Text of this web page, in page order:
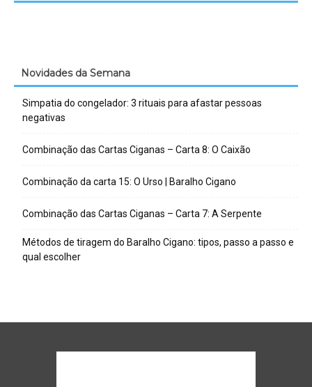
Novidades da Semana
Simpatia do congelador: 3 rituais para afastar pessoas
negativas
Combinação das Cartas Ciganas – Carta 8: O Caixão
Combinação da carta 15: O Urso | Baralho Cigano
Combinação das Cartas Ciganas – Carta 7: A Serpente
Métodos de tiragem do Baralho Cigano: tipos, passo a passo e
qual escolher